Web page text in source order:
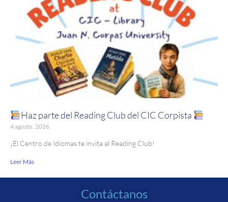
Haz parte del Reading Club del CIC Corpista
4 agosto, 2026
¡El Centro de Idiomas te invita al Reading Club!
Leer Más
Contáctanos